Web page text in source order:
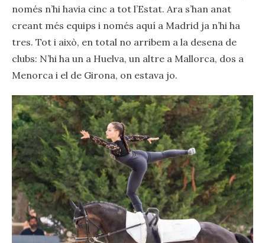
només n’hi havia cinc a tot l’Estat. Ara s’han anat
creant més equips i només aquí a Madrid ja n’hi ha
tres. Tot i això, en total no arribem a la desena de
clubs: N’hi ha un a Huelva, un altre a Mallorca, dos a
Menorca i el de Girona, on estava jo.